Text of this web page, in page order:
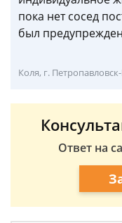
пока нет сосед
был предупрежден
Коля, г.
Ответ на